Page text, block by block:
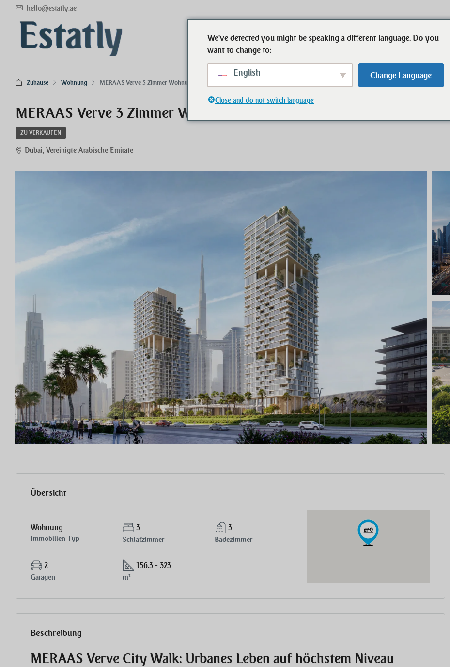
hello@estatly.ae
Start Immobilien Ansprechpartner
Zuhause Wohnung MERAAS Verve 3 Zimmer Wohnung Exklusiv
MERAAS Verve 3 Zimmer Wohnung Exklusiv
ZU VERKAUFEN
Dubai, Vereinigte Arabische Emirate
Übersicht
Wohnung
Immobilien Typ
3
Schlafzimmer
3
Badezimmer
2
Garagen
156.3 - 323
m²
Beschreibung
MERAAS Verve City Walk: Urbanes Leben auf höchstem Niveau
We've detected you might be speaking a different language. Do you
want to change to:
English Change Language
Close and do not switch language